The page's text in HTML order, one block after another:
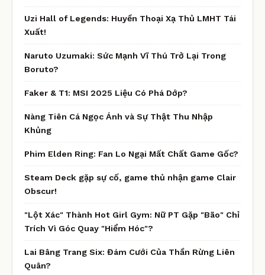
Uzi Hall of Legends: Huyền Thoại Xạ Thủ LMHT Tái
Xuất!
Naruto Uzumaki: Sức Mạnh Vĩ Thú Trở Lại Trong
Boruto?
Faker & T1: MSI 2025 Liệu Có Phá Dớp?
Nàng Tiên Cá Ngọc Ánh và Sự Thật Thu Nhập
Khủng
Phim Elden Ring: Fan Lo Ngại Mất Chất Game Gốc?
Steam Deck gặp sự cố, game thủ nhận game Clair
Obscur!
"Lột Xác" Thành Hot Girl Gym: Nữ PT Gặp "Bão" Chỉ
Trích Vì Góc Quay "Hiểm Hóc"?
Lai Bâng Trang Six: Đám Cưới Của Thần Rừng Liên
Quân?